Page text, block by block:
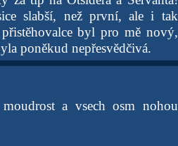
slabší, než první, ale i tak
byl pro mě nový,
poněkud nepřesvědčivá.
a vsech osm nohou